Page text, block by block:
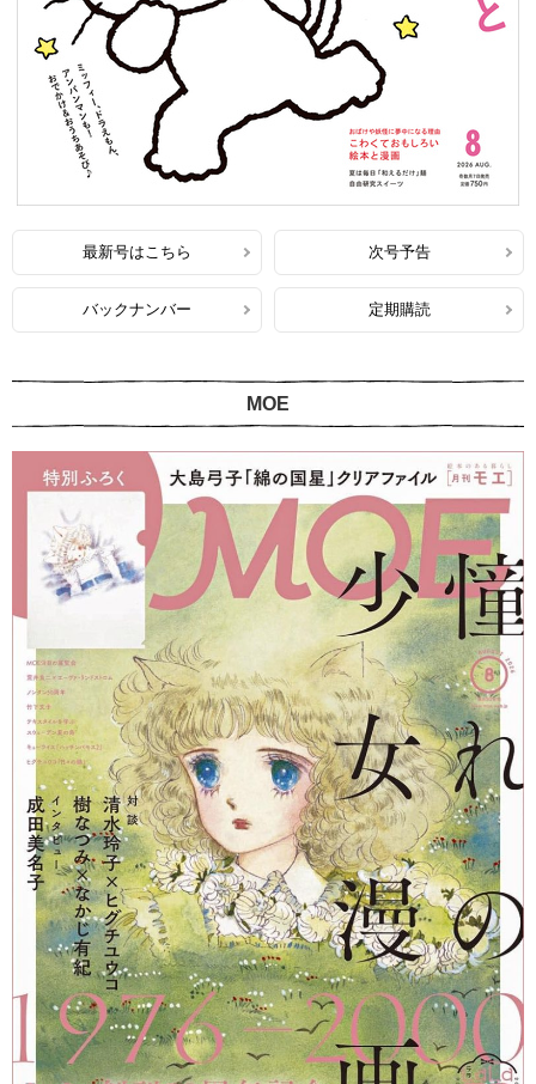
最新号はこちら 次号予告
バックナンバー 定期購読
MOE